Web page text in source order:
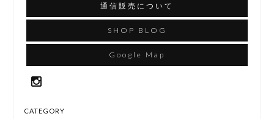
通信販売について
SHOP BLOG
Google Map
CATEGORY